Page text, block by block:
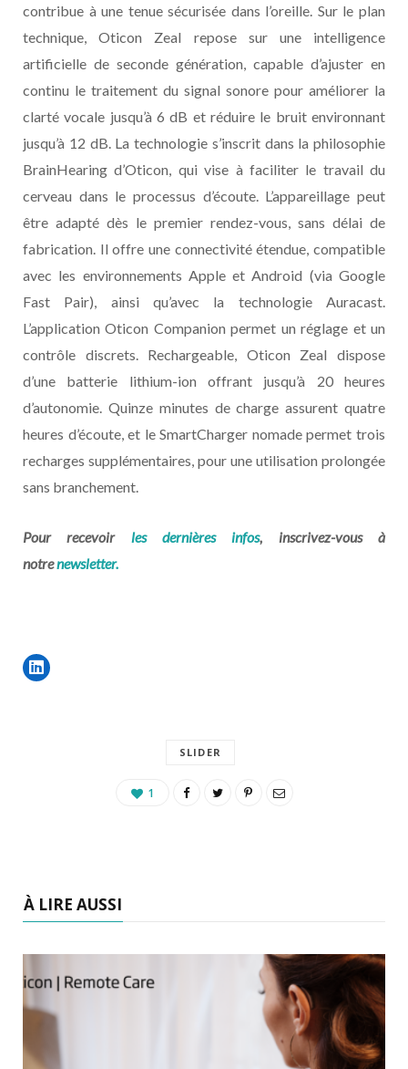
contribue à une tenue sécurisée dans l’oreille. Sur le plan
technique, Oticon Zeal repose sur une intelligence
artificielle de seconde génération, capable d’ajuster en
continu le traitement du signal sonore pour améliorer la
clarté vocale jusqu’à 6 dB et réduire le bruit environnant
jusqu’à 12 dB. La technologie s’inscrit dans la philosophie
BrainHearing d’Oticon, qui vise à faciliter le travail du
cerveau dans le processus d’écoute. L’appareillage peut
être adapté dès le premier rendez-vous, sans délai de
fabrication. Il offre une connectivité étendue, compatible
avec les environnements Apple et Android (via Google
Fast Pair), ainsi qu’avec la technologie Auracast.
L’application Oticon Companion permet un réglage et un
contrôle discrets. Rechargeable, Oticon Zeal dispose
d’une batterie lithium-ion offrant jusqu’à 20 heures
d’autonomie. Quinze minutes de charge assurent quatre
heures d’écoute, et le SmartCharger nomade permet trois
recharges supplémentaires, pour une utilisation prolongée
sans branchement.
Pour recevoir les dernières infos, inscrivez-vous à
notrenewsletter.
SLIDER
1
À LIRE AUSSI